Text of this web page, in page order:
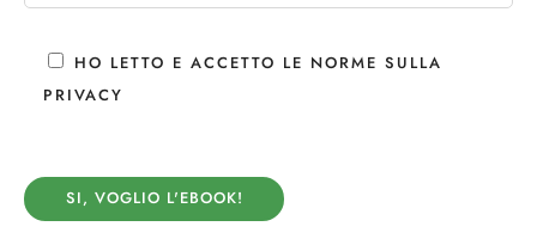
HO LETTO E ACCETTO LE NORME SULLA
PRIVACY